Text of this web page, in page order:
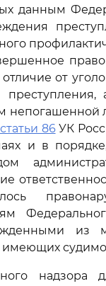
данным
от
86УК
и в